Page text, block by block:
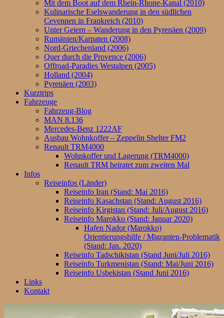
Mit dem Boot auf dem Rhein-Rhone-Kanal (2010)
Kulinarische Eselswanderung in den südlichen
Cevennen in Frankreich (2010)
Unter Geiern – Wanderung in den Pyrenäen (2009)
Rumänien/Karpaten (2008)
Nord-Griechenland (2006)
Quer durch die Provence (2006)
Offroad-Paradies Westalpen (2005)
Holland (2004)
Pyrenäen (2003)
Kurztrips
Fahrzeuge
Fahrzeug-Blog
MAN 8.136
Mercedes-Benz 1222AF
Ausbau Wohnkoffer – Zeppelin Shelter FM2
Renault TRM4000
Wohnkoffer und Lagerung (TRM4000)
Renault TRM heiratet zum zweiten Mal
Infos
Reiseinfos (Länder)
Reiseinfo Iran (Stand: Mai 2016)
Reiseinfo Kasachstan (Stand: August 2016)
Reiseinfo Kirgistan (Stand: Juli/August 2016)
Reiseinfo Marokko (Stand: Januar 2020)
Hafen Nador (Marokko)
Orientierungshilfe / Migranten-Problematik
(Stand: Jan. 2020)
Reiseinfo Tadschikistan (Stand Juni/Juli 2016)
Reiseinfo Turkmenistan (Stand: Mai/Juni 2016)
Reiseinfo Usbekistan (Stand Juni 2016)
Links
Kontakt